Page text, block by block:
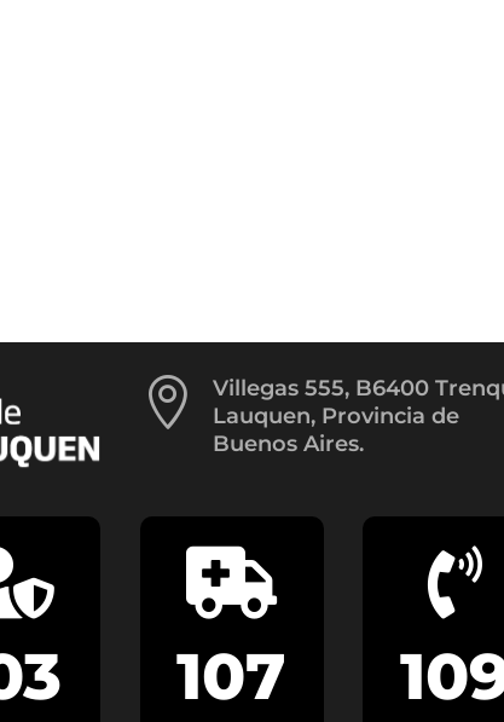

Villegas 555, B6400
Lauquen, Provincia de
Buenos Aires.

107
